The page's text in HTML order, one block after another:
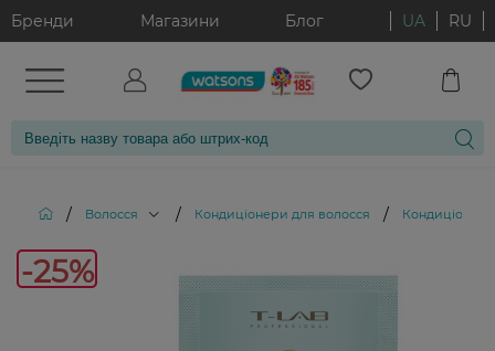
Бренди Магазини Блог UA RU
/ Волосся / Кондиціонери для волосся / Кондиціонер
-25%